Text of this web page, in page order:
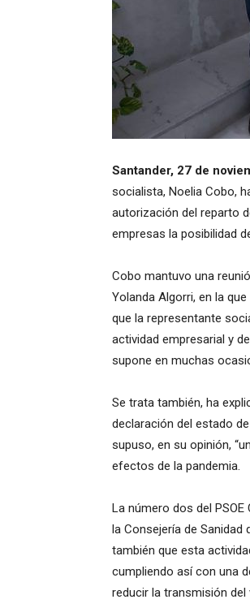
Santander, 27 de
socialista, Noelia Cobo,
autorización del reparto
empresas la posibilidad
Cobo mantuvo una
Yolanda Algorri, en la
que la representante
actividad empresarial y
supone en muchas
Se trata también, ha
declaración del estado
supuso, en su opinión,
efectos de la pandemia.
La número dos del
la Consejería de
también que esta
cumpliendo así con una
reducir la transmisión del